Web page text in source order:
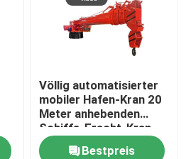
Völlig automatisierter
mobiler Hafen-Kran 20
Meter anhebenden
Schiffs-Fracht-Kran
Bestpreis